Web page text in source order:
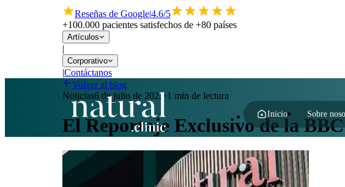
Reseñas de Google|4.6/5
+100.000 pacientes satisfechos de +80 países
Artículos
|
Corporativo
|Contáctanos
Inicio Sobre
Volver al blog
Noticias6 de julio de 2023·1 min de lectura
El Reportaje Exclusivo de la